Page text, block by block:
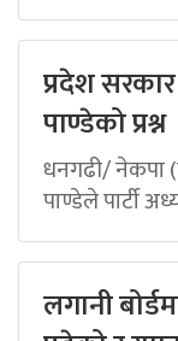
प्रदेश
पाण्डेको प्रश्न
धनगढी/ नेकपा
पाण्डेले पार्टी
लगानी